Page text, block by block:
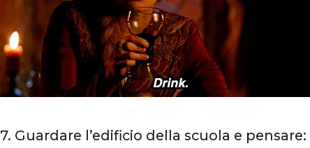
7. Guardare l’edificio della scuola e